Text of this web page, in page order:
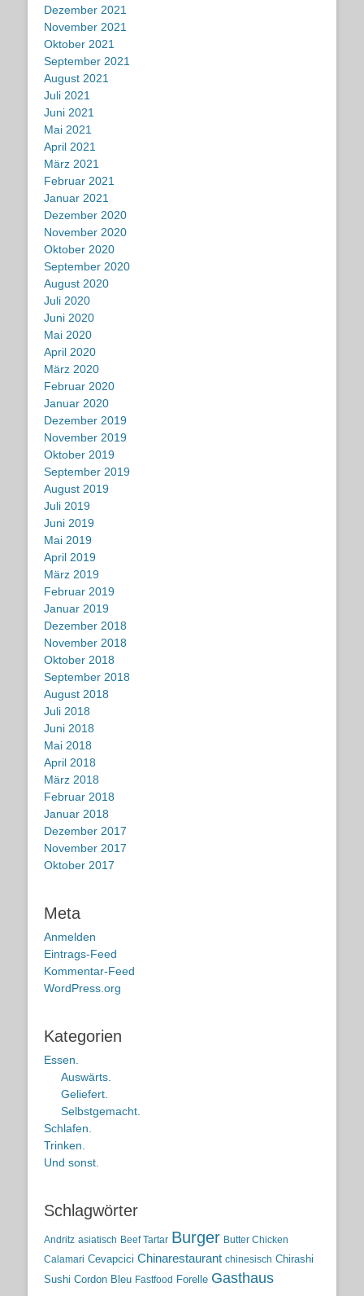
Dezember 2021
November 2021
Oktober 2021
September 2021
August 2021
Juli 2021
Juni 2021
Mai 2021
April 2021
März 2021
Februar 2021
Januar 2021
Dezember 2020
November 2020
Oktober 2020
September 2020
August 2020
Juli 2020
Juni 2020
Mai 2020
April 2020
März 2020
Februar 2020
Januar 2020
Dezember 2019
November 2019
Oktober 2019
September 2019
August 2019
Juli 2019
Juni 2019
Mai 2019
April 2019
März 2019
Februar 2019
Januar 2019
Dezember 2018
November 2018
Oktober 2018
September 2018
August 2018
Juli 2018
Juni 2018
Mai 2018
April 2018
März 2018
Februar 2018
Januar 2018
Dezember 2017
November 2017
Oktober 2017
Meta
Anmelden
Eintrags-Feed
Kommentar-Feed
WordPress.org
Kategorien
Essen.
Auswärts.
Geliefert.
Selbstgemacht.
Schlafen.
Trinken.
Und sonst.
Schlagwörter
Andritz asiatisch Beef Tartar Burger Butter Chicken
Calamari Cevapcici Chinarestaurant chinesisch Chirashi
Sushi Cordon Bleu Fastfood Forelle Gasthaus